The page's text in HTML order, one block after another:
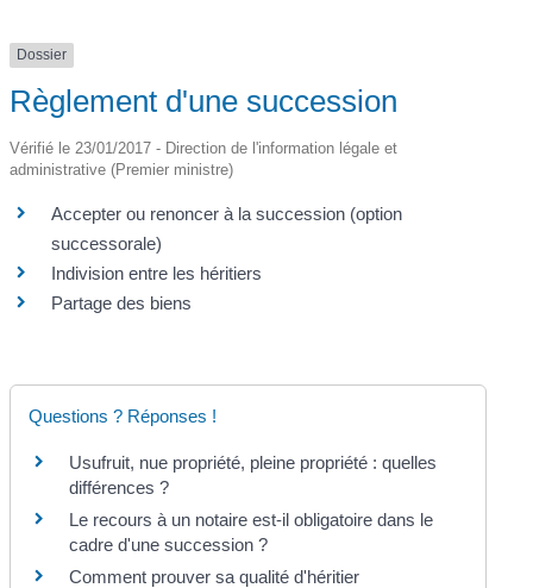
Dossier
Règlement d'une succession
Vérifié le 23/01/2017 - Direction de l'information légale et
administrative (Premier ministre)
Accepter ou renoncer à la succession (option
successorale)
Indivision entre les héritiers
Partage des biens
Questions ? Réponses !
Usufruit, nue propriété, pleine propriété : quelles
différences ?
Le recours à un notaire est-il obligatoire dans le
cadre d'une succession ?
Comment prouver sa qualité d'héritier